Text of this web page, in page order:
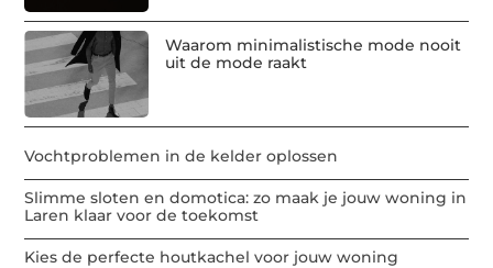
Waarom minimalistische mode nooit
uit de mode raakt
Vochtproblemen in de kelder oplossen
Slimme sloten en domotica: zo maak je jouw woning in
Laren klaar voor de toekomst
Kies de perfecte houtkachel voor jouw woning